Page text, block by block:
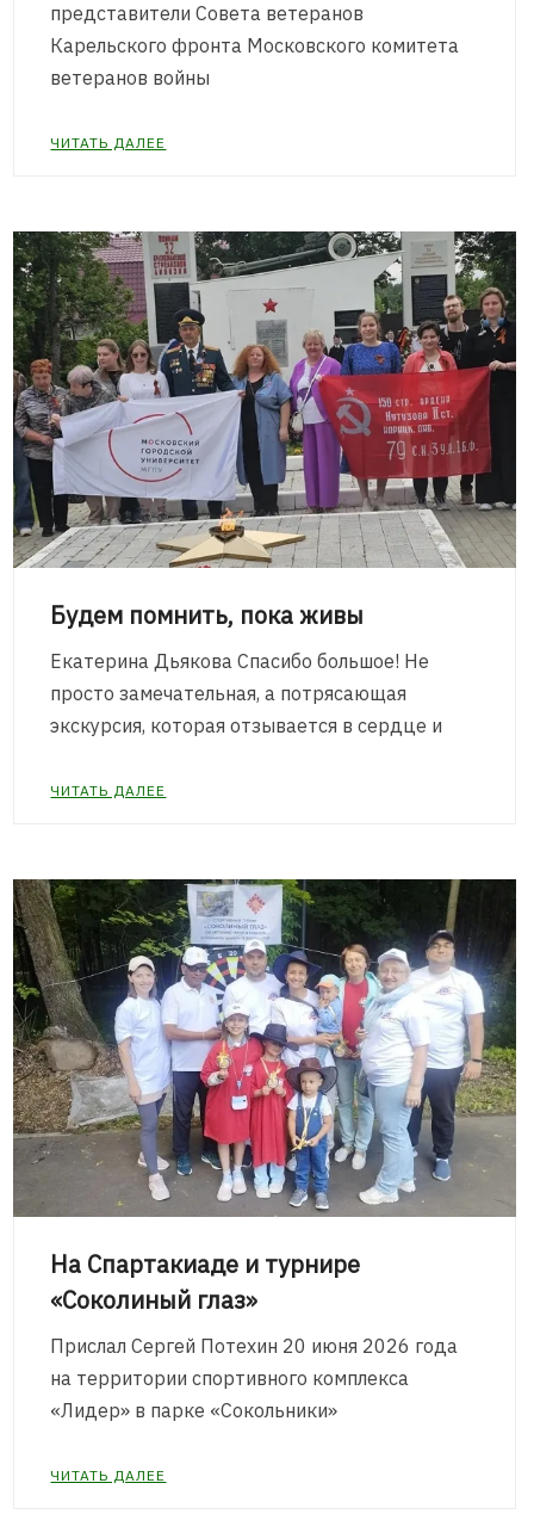
представители Совета ветеранов
Карельского фронта Московского комитета
ветеранов войны
ЧИТАТЬ ДАЛЕЕ
Будем помнить, пока живы
Екатерина Дьякова Спасибо большое! Не
просто замечательная, а потрясающая
экскурсия, которая отзывается в сердце и
ЧИТАТЬ ДАЛЕЕ
На Спартакиаде и турнире
«Соколиный глаз»
Прислал Сергей Потехин 20 июня 2026 года
на территории спортивного комплекса
«Лидер» в парке «Сокольники»
ЧИТАТЬ ДАЛЕЕ